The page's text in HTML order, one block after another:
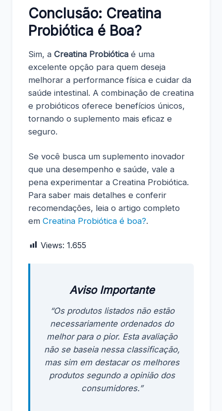
Conclusão: Creatina
Probiótica é Boa?
Sim, a Creatina Probiótica é uma
excelente opção para quem deseja
melhorar a performance física e cuidar da
saúde intestinal. A combinação de creatina
e probióticos oferece benefícios únicos,
tornando o suplemento mais eficaz e
seguro.
Se você busca um suplemento inovador
que una desempenho e saúde, vale a
pena experimentar a Creatina Probiótica.
Para saber mais detalhes e conferir
recomendações, leia o artigo completo
em Creatina Probiótica é boa?.
Views: 1.655
Aviso Importante
“Os produtos listados não estão
necessariamente ordenados do
melhor para o pior. Esta avaliação
não se baseia nessa classificação,
mas sim em destacar os melhores
produtos segundo a opinião dos
consumidores.”